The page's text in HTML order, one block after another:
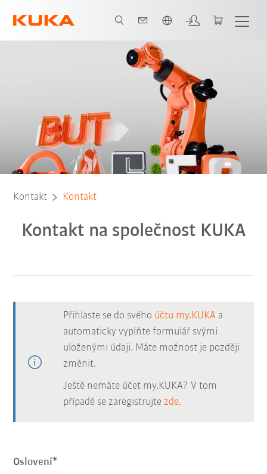
Kontakt Kontakt
Kontakt na společnost KUKA
Přihlaste se do svého účtu my.KUKA a
automaticky vyplňte formulář svými
uloženými údaji. Máte možnost je později
změnit.
Ještě nemáte účet my.KUKA? V tom
případě se zaregistrujtezde.
Oslovení